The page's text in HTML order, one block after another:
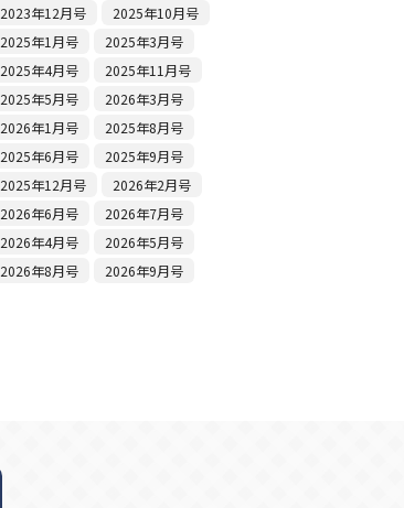
2023年12月号
2025年10月号
2025年1月号
2025年3月号
2025年4月号
2025年11月号
2025年5月号
2026年3月号
2026年1月号
2025年8月号
2025年6月号
2025年9月号
2025年12月号
2026年2月号
2026年6月号
2026年7月号
2026年4月号
2026年5月号
2026年8月号
2026年9月号